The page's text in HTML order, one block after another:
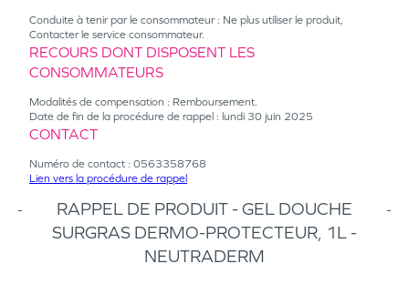
Conduite à tenir par le consommateur : Ne plus utiliser le produit,
Contacter le service consommateur.
RECOURS DONT DISPOSENT LES
CONSOMMATEURS
Modalités de compensation : Remboursement.
Date de fin de la procédure de rappel : lundi 30 juin 2025
CONTACT
Numéro de contact : 0563358768
Lien vers la procédure de rappel
RAPPEL DE PRODUIT - GEL DOUCHE
SURGRAS DERMO-PROTECTEUR, 1L -
NEUTRADERM